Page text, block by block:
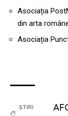
Asociația
din arta
Asociația
ȘTIRI